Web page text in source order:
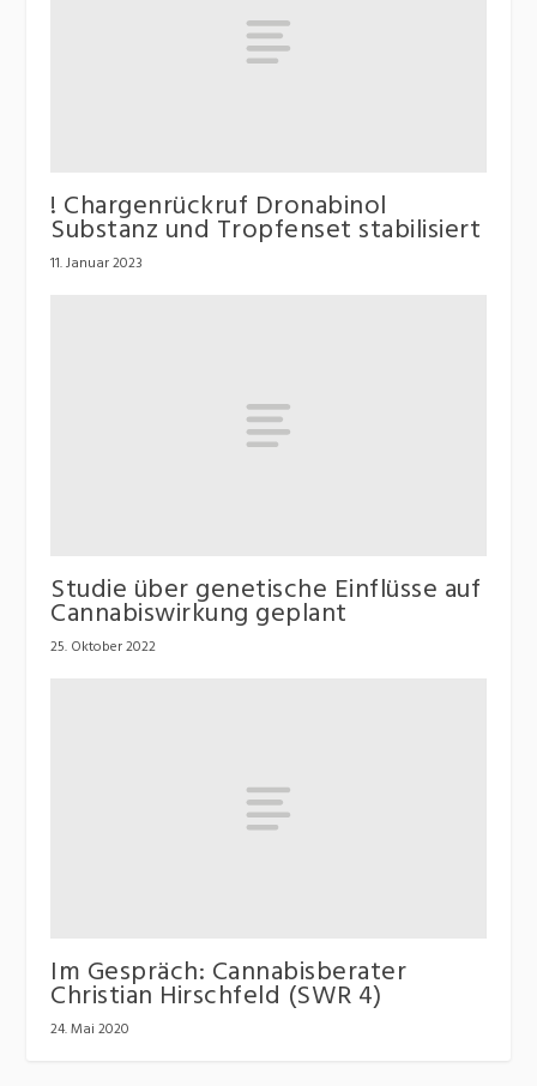
! Chargenrückruf Dronabinol
Substanz und Tropfenset stabilisiert
11. Januar 2023
Studie über genetische Einflüsse auf
Cannabiswirkung geplant
25. Oktober 2022
Im Gespräch: Cannabisberater
Christian Hirschfeld (SWR 4)
24. Mai 2020